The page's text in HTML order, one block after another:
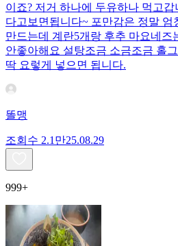
이죠? 저거 하나에 두유하나 먹고
다고보면됩니다~ 포만감은 정말 엄
만드는데 계란5개랑 후추 마요네즈
안좋아해요 설탕조금 소금조금 홀
딱 요렇게 넣으면 됩니다.
똘맹
조회수 2.1만25.08.29
999+